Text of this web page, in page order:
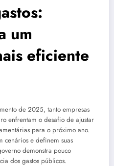
um
eficiente
de 2025, tanto empresas
enfrentam o desafio de ajustar
para o próximo ano.
cenários e definem suas
demonstra pouco
dos gastos públicos.